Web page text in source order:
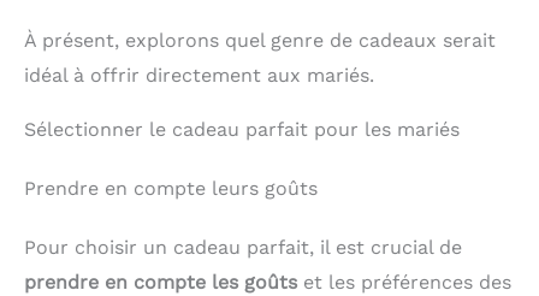
À présent, explorons quel genre de cadeaux serait
idéal à offrir directement aux mariés.
Sélectionner le cadeau parfait pour les mariés
Prendre en compte leurs goûts
Pour choisir un cadeau parfait, il est crucial de
prendre en compte les goûts et les préférences des